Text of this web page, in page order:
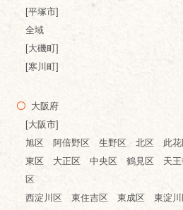
[平塚市]
全域
[大磯町]
[寒川町]
大阪府
[大阪市]
旭区 阿倍野区 生野区 北区 此
東区 大正区 中央区 鶴見区 天
区
西淀川区 東住吉区 東成区 東淀